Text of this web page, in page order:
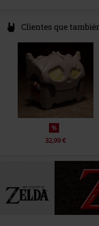
Clientes que
%
32,99 €